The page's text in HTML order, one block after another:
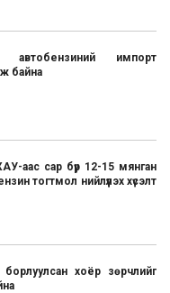
импорт
байна
аас сар бүр 12-15 мянган
тогтмол нийлүүлэх хүсэлт
хоёр зөрчлийг